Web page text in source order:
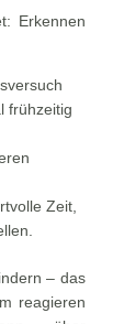
Erkennen
frühzeitig
Zeit,
– das
reagieren